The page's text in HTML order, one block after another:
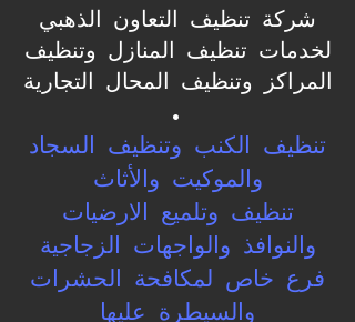
شركة تنظيف التعاون الذهبي
لخدمات تنظيف المنازل وتنظيف
المراكز وتنظيف المحال التجارية
.
تنظيف الكنب وتنظيف السجاد
والموكيت والأثاث
تنظيف وتلميع الارضيات
والنوافذ والواجهات الزجاجية
فرع خاص لمكافحة الحشرات
والسيطرة عليها